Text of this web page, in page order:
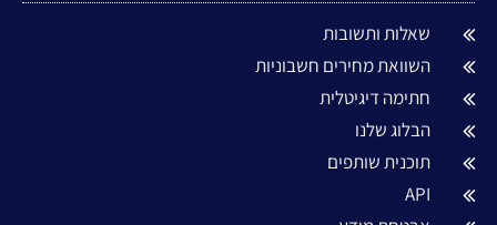
שאלות ותשובות
השוואת מחירים חשבוניות
חתימה דיגיטלית
הבלוג שלנו
תוכנית שותפים
API